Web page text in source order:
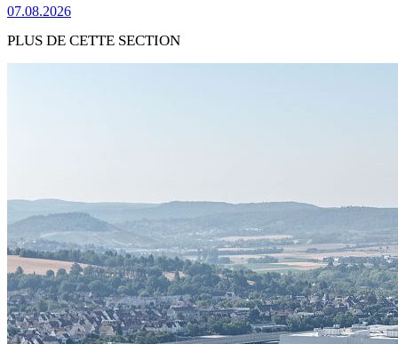
07.08.2026
PLUS DE CETTE SECTION